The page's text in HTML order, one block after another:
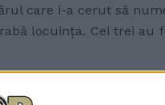
care i-a cerut să
locuinţa. Cei trei au